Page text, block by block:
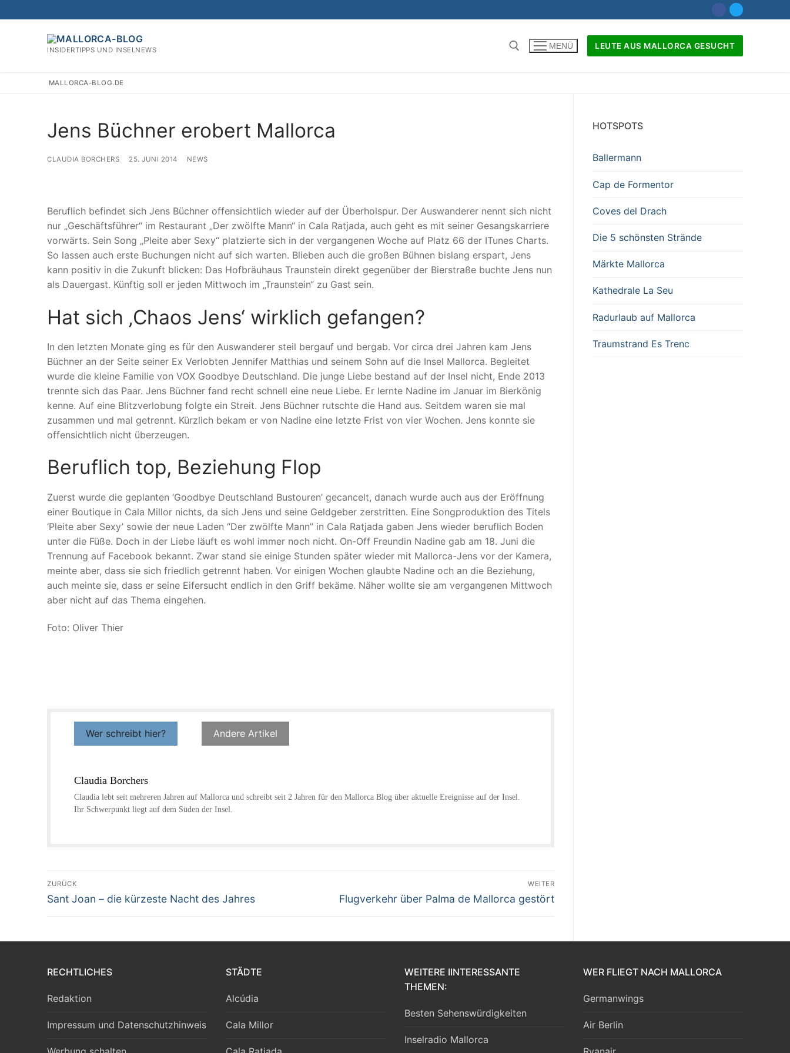
Inhalt
INSIDERTIPPS UND INSELNEWS MENÜ LEUTE AUS MALLORCA GESUCHT
MALLORCA-BLOG.DE
Jens Büchner erobert Mallorca
CLAUDIA BORCHERS 25. JUNI 2014 NEWS
Beruflich befindet sich Jens Büchner offensichtlich wieder auf der Überholspur. Der Auswanderer nennt sich nicht
nur „Geschäftsführer“ im Restaurant „Der zwölfte Mann“ in Cala Ratjada, auch geht es mit seiner Gesangskarriere
vorwärts. Sein Song „Pleite aber Sexy“ platzierte sich in der vergangenen Woche auf Platz 66 der ITunes Charts.
So lassen auch erste Buchungen nicht auf sich warten. Blieben auch die großen Bühnen bislang erspart, Jens
kann positiv in die Zukunft blicken: Das Hofbräuhaus Traunstein direkt gegenüber der Bierstraße buchte Jens nun
als Dauergast. Künftig soll er jeden Mittwoch im „Traunstein“ zu Gast sein.
Hat sich ‚Chaos Jens‘ wirklich gefangen?
In den letzten Monate ging es für den Auswanderer steil bergauf und bergab. Vor circa drei Jahren kam Jens
Büchner an der Seite seiner Ex Verlobten Jennifer Matthias und seinem Sohn auf die Insel Mallorca. Begleitet
wurde die kleine Familie von VOX Goodbye Deutschland. Die junge Liebe bestand auf der Insel nicht, Ende 2013
trennte sich das Paar. Jens Büchner fand recht schnell eine neue Liebe. Er lernte Nadine im Januar im Bierkönig
kenne. Auf eine Blitzverlobung folgte ein Streit. Jens Büchner rutschte die Hand aus. Seitdem waren sie mal
zusammen und mal getrennt. Kürzlich bekam er von Nadine eine letzte Frist von vier Wochen. Jens konnte sie
offensichtlich nicht überzeugen.
Beruflich top, Beziehung Flop
Zuerst wurde die geplanten ‘Goodbye Deutschland Bustouren’ gecancelt, danach wurde auch aus der Eröffnung
einer Boutique in Cala Millor nichts, da sich Jens und seine Geldgeber zerstritten. Eine Songproduktion des Titels
‘Pleite aber Sexy’ sowie der neue Laden “Der zwölfte Mann” in Cala Ratjada gaben Jens wieder beruflich Boden
unter die Füße. Doch in der Liebe läuft es wohl immer noch nicht. On-Off Freundin Nadine gab am 18. Juni die
Trennung auf Facebook bekannt. Zwar stand sie einige Stunden später wieder mit Mallorca-Jens vor der Kamera,
meinte aber, dass sie sich friedlich getrennt haben. Vor einigen Wochen glaubte Nadine och an die Beziehung,
auch meinte sie, dass er seine Eifersucht endlich in den Griff bekäme. Näher wollte sie am vergangenen Mittwoch
aber nicht auf das Thema eingehen.
Foto: Oliver Thier
Wer schreibt hier? Andere Artikel
Claudia Borchers
Claudia lebt seit mehreren Jahren auf Mallorca und schreibt seit 2 Jahren für den Mallorca Blog über aktuelle Ereignisse auf der Insel.
Ihr Schwerpunkt liegt auf dem Süden der Insel.
Beitragsnavigation
ZURÜCK
Vorheriger
Sant Joan – die kürzeste Nacht des Jahres
WEITER
Nächster
Flugverkehr über Palma de Mallorca gestört
HOTSPOTS
Ballermann
Cap de Formentor
Coves del Drach
Die 5 schönsten Strände
Märkte Mallorca
Kathedrale La Seu
Radurlaub auf Mallorca
Traumstrand Es Trenc
RECHTLICHES
Redaktion
Impressum und Datenschutzhinweis
STÄDTE
Alcúdia
Cala Millor
WEITERE IINTERESSANTE
THEMEN:
Besten Sehenswürdigkeiten
Inselradio Mallorca
WER FLIEGT NACH MALLORCA
Germanwings
Air Berlin